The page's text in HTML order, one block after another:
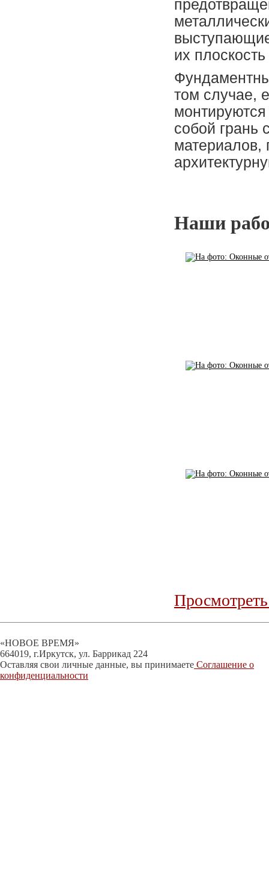
их
том случае,
собой грань
материалов,
Наши
«НОВОЕ ВРЕМЯ»
664019, г.Иркутск, ул. Баррикад 224
Оставляя свои личные данные, вы принимаете Соглашение о
конфиденциальности